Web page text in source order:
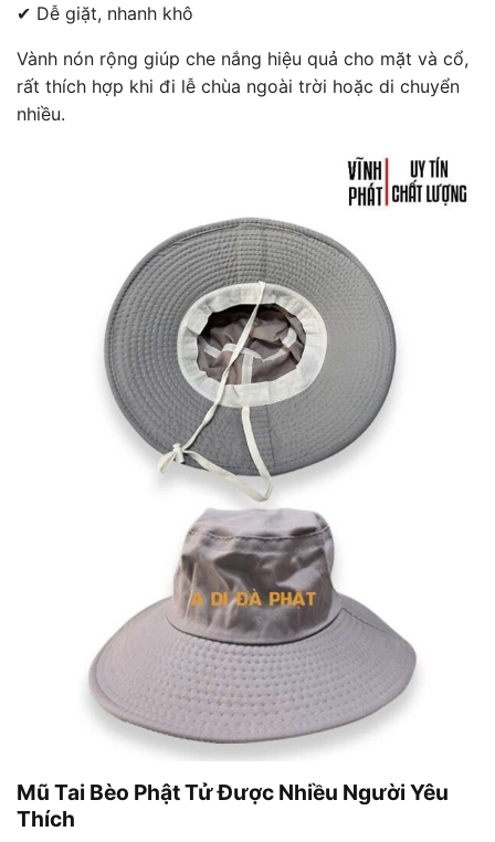
✔ Dễ giặt, nhanh khô
Vành nón rộng giúp che nắng hiệu quả cho mặt và cổ,
rất thích hợp khi đi lễ chùa ngoài trời hoặc di chuyển
nhiều.
Mũ Tai Bèo Phật Tử Được Nhiều Người Yêu
Thích